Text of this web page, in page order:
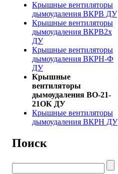
Крышные вентиляторы
дымоудаления ВКРВ ДУ
Крышные вентиляторы
дымоудаления ВКРВ2х
ДУ
Крышные вентиляторы
дымоудаления ВКРН-Ф
ДУ
Крышные
вентиляторы
дымоудаления ВО-21-
21ОК ДУ
Крышные вентиляторы
дымоудаления ВКРН ДУ
Поиск